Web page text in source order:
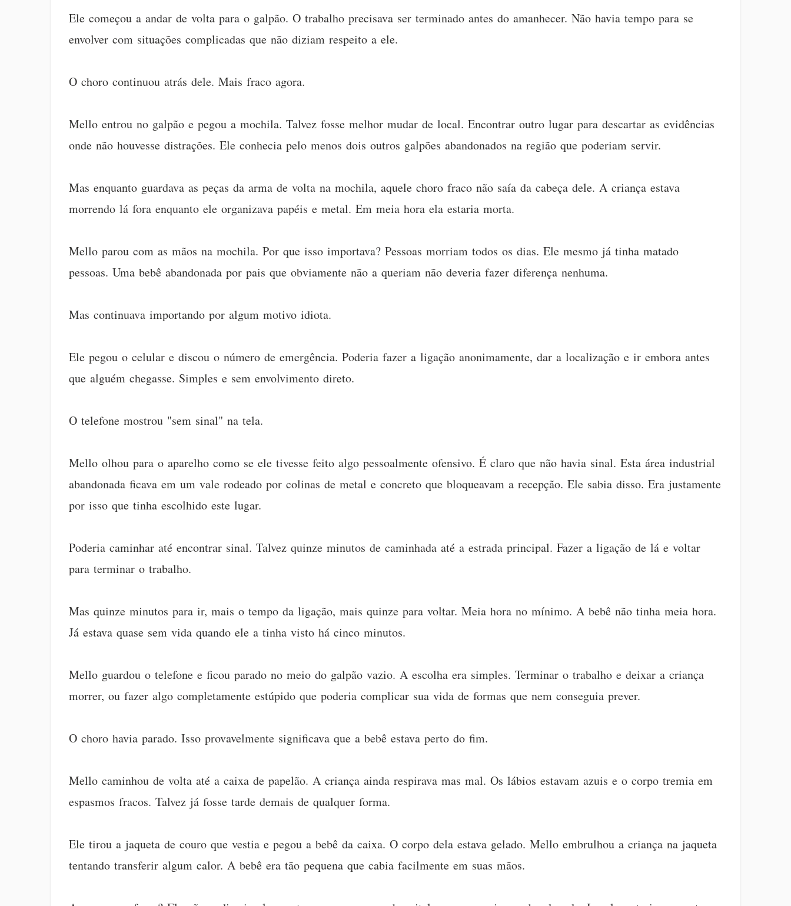
Ele começou a andar de volta para o galpão. O trabalho precisava ser terminado antes do amanhecer. Não havia tempo para se
envolver com situações complicadas que não diziam respeito a ele.
O choro continuou atrás dele. Mais fraco agora.
Mello entrou no galpão e pegou a mochila. Talvez fosse melhor mudar de local. Encontrar outro lugar para descartar as evidências
onde não houvesse distrações. Ele conhecia pelo menos dois outros galpões abandonados na região que poderiam servir.
Mas enquanto guardava as peças da arma de volta na mochila, aquele choro fraco não saía da cabeça dele. A criança estava
morrendo lá fora enquanto ele organizava papéis e metal. Em meia hora ela estaria morta.
Mello parou com as mãos na mochila. Por que isso importava? Pessoas morriam todos os dias. Ele mesmo já tinha matado
pessoas. Uma bebê abandonada por pais que obviamente não a queriam não deveria fazer diferença nenhuma.
Mas continuava importando por algum motivo idiota.
Ele pegou o celular e discou o número de emergência. Poderia fazer a ligação anonimamente, dar a localização e ir embora antes
que alguém chegasse. Simples e sem envolvimento direto.
O telefone mostrou "sem sinal" na tela.
Mello olhou para o aparelho como se ele tivesse feito algo pessoalmente ofensivo. É claro que não havia sinal. Esta área industrial
abandonada ficava em um vale rodeado por colinas de metal e concreto que bloqueavam a recepção. Ele sabia disso. Era justamente
por isso que tinha escolhido este lugar.
Poderia caminhar até encontrar sinal. Talvez quinze minutos de caminhada até a estrada principal. Fazer a ligação de lá e voltar
para terminar o trabalho.
Mas quinze minutos para ir, mais o tempo da ligação, mais quinze para voltar. Meia hora no mínimo. A bebê não tinha meia hora.
Já estava quase sem vida quando ele a tinha visto há cinco minutos.
Mello guardou o telefone e ficou parado no meio do galpão vazio. A escolha era simples. Terminar o trabalho e deixar a criança
morrer, ou fazer algo completamente estúpido que poderia complicar sua vida de formas que nem conseguia prever.
O choro havia parado. Isso provavelmente significava que a bebê estava perto do fim.
Mello caminhou de volta até a caixa de papelão. A criança ainda respirava mas mal. Os lábios estavam azuis e o corpo tremia em
espasmos fracos. Talvez já fosse tarde demais de qualquer forma.
Ele tirou a jaqueta de couro que vestia e pegou a bebê da caixa. O corpo dela estava gelado. Mello embrulhou a criança na jaqueta
tentando transferir algum calor. A bebê era tão pequena que cabia facilmente em suas mãos.